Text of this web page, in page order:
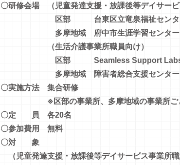
〇研修会場 （児童発達支援・放課後等デイサービ
区部 台東区立竜泉福祉センタ
多摩地域 府中市生涯学習センター
（生活介護事業所職員向け）
区部 Seamless Support Labs原宿（
多摩地域 障害者総合支援センター フ
〇実施方法 集合研修
※区部の事業所、多摩地域の事業所ごと
〇定 員 各20名
〇参加費用 無料
〇対 象
（児童発達支援・放課後等デイサービス事業所職